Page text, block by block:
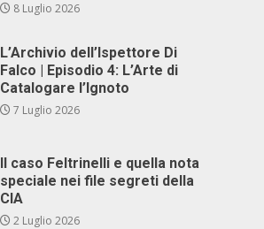
8 Luglio 2026
L’Archivio dell’Ispettore Di
Falco | Episodio 4: L’Arte di
Catalogare l’Ignoto
7 Luglio 2026
Il caso Feltrinelli e quella nota
speciale nei file segreti della
CIA
2 Luglio 2026